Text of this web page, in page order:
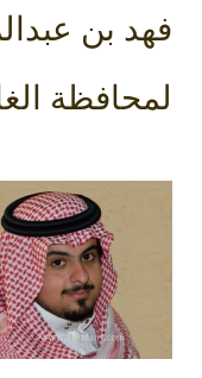
فهد بن
لمحافظة